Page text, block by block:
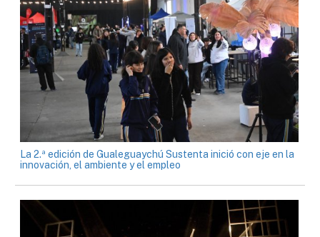
La 2.ª edición de Gualeguaychú Sustenta inició con eje en la
innovación, el ambiente y el empleo